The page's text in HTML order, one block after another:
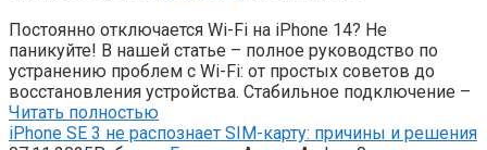
Постоянно отключается Wi-Fi на iPhone 14? Не
паникуйте! В нашей статье – полное руководство по
устранению проблем с Wi-Fi: от простых советов до
восстановления устройства. Стабильное подключение –
Читать полностью
iPhone SE 3 не распознает SIM-карту: причины и решения